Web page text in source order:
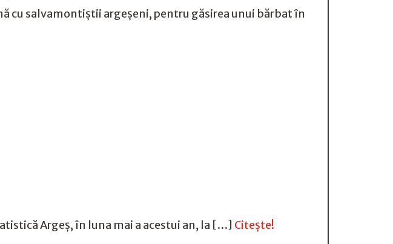
cu salvamontiștii argeșeni, pentru găsirea unui bărbat în
Argeș, în luna mai a acestui an, la […] Citește!